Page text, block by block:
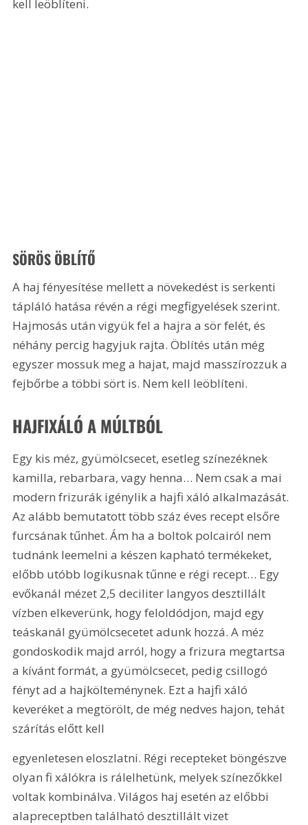
kell leöblíteni.
SÖRÖS ÖBLÍTŐ
A haj fényesítése mellett a növekedést is serkenti
tápláló hatása révén a régi megfigyelések szerint.
Hajmosás után vigyük fel a hajra a sör felét, és
néhány percig hagyjuk rajta. Öblítés után még
egyszer mossuk meg a hajat, majd masszírozzuk a
fejbőrbe a többi sört is. Nem kell leöblíteni.
HAJFIXÁLÓ A MÚLTBÓL
Egy kis méz, gyümölcsecet, esetleg színezéknek
kamilla, rebarbara, vagy henna… Nem csak a mai
modern frizurák igénylik a hajfi xáló alkalmazását.
Az alább bemutatott több száz éves recept elsőre
furcsának tűnhet. Ám ha a boltok polcairól nem
tudnánk leemelni a készen kapható termékeket,
előbb utóbb logikusnak tűnne e régi recept… Egy
evőkanál mézet 2,5 deciliter langyos desztillált
vízben elkeverünk, hogy feloldódjon, majd egy
teáskanál gyümölcsecetet adunk hozzá. A méz
gondoskodik majd arról, hogy a frizura megtartsa
a kívánt formát, a gyümölcsecet, pedig csillogó
fényt ad a hajkölteménynek. Ezt a hajfi xáló
keveréket a megtörölt, de még nedves hajon, tehát
szárítás előtt kell
egyenletesen eloszlatni. Régi recepteket böngészve
olyan fi xálókra is rálelhetünk, melyek színezőkkel
voltak kombinálva. Világos haj esetén az előbbi
alapreceptben található desztillált vizet